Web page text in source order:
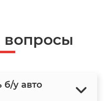
вопросы
б/у авто